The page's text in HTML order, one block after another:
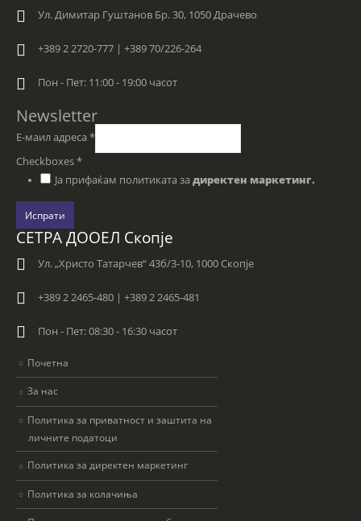
Ул. Димитар Гуштанов Бр. 30, 1050 Драчево
+389 2 2720-777 | +389 70/226-264
Пон - Пет: 11:00 - 19:00 часот
Newsletter
Е-маил адреса *
Checkboxes*
Ја прифаќам политиката за директен маркетинг.
Испрати
СЕТРА ДООЕЛ Скопје
Ул. „Христо Татарчев“ 43б/3-10, 1000 Скопје
+389 2 2465-480 | +389 2 2465-481
Пон - Пет: 08:30 - 16:30 часот
Почетна
За нас
Политика за приватност и заштита на
личните податоци
Политика за директен маркетинг
Политика за колачиња